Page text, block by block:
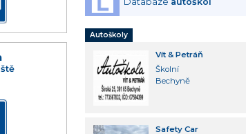
Autoškoly
Vít & Petráň
Školní
Bechyně
Safety Car